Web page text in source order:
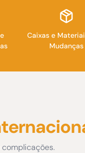
Caixas e
Mudanças